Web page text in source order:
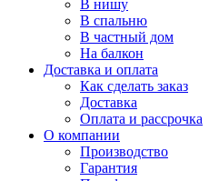
В нишу
В спальню
В частный дом
На балкон
Доставка и оплата
Как сделать заказ
Доставка
Оплата и рассрочка
О компании
Производство
Гарантия